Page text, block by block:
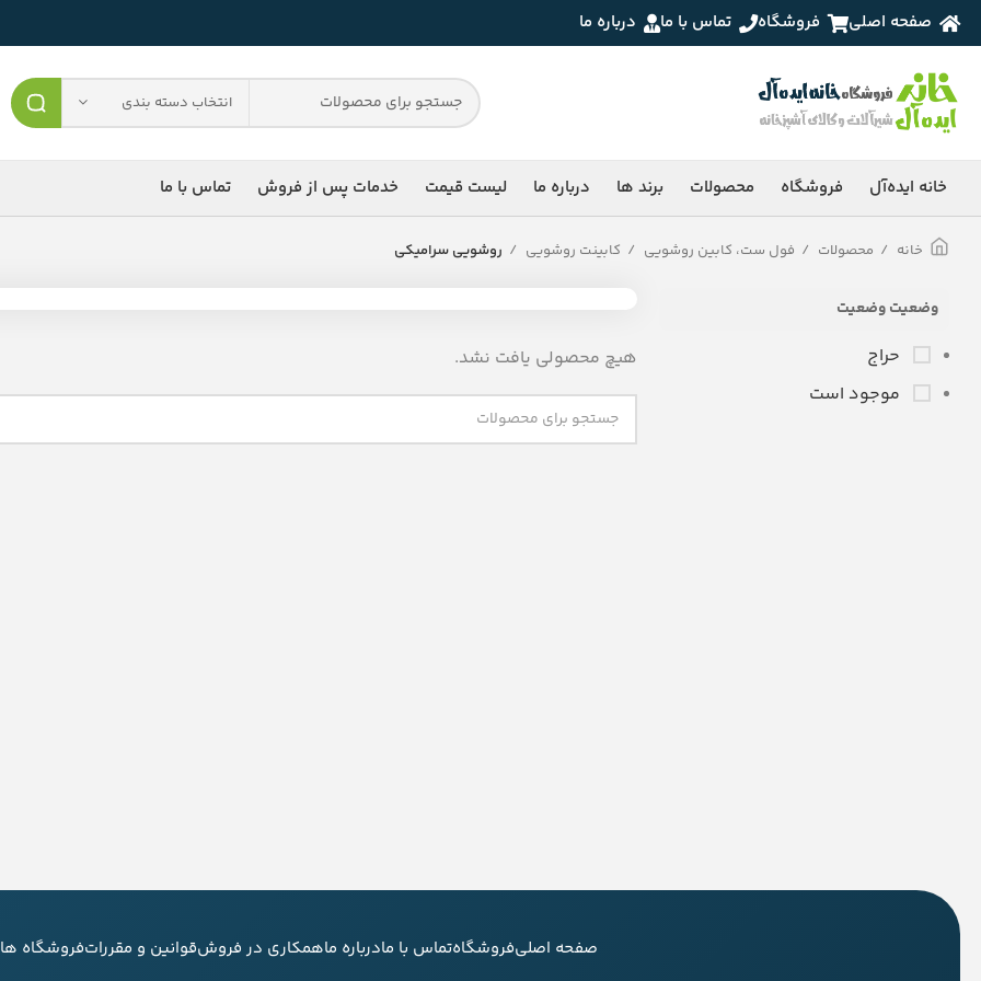
صفحه اصلی فروشگاه تماس با ما درباره ما
انتخاب دسته بندی
خانه ایده‌آل فروشگاه محصولات برند ها درباره ما لیست قیمت خدمات پس از فروش تماس با ما
خانه محصولات فول ست، کابین روشویی کابینت روشویی روشویی سرامیکی
وضعیت وضعیت
حراج
موجود است
هیچ محصولی یافت نشد.
صفحه اصلیفروشگاهتماس با مادرباره ماهمکاری در فروشقوانین و مقرراتفروشگاه